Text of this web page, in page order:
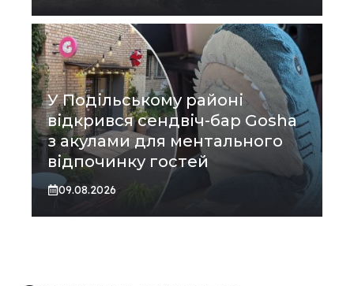
У Подільському районі
відкрився сендвіч-бар Gosha
з акулами для ментального
відпочинку гостей
09.08.2026